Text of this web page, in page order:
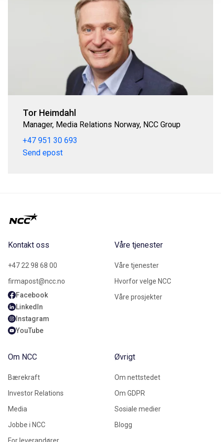
Tor Heimdahl
Manager, Media Relations Norway, NCC Group
+47 951 30 693
Send epost
Kontakt oss
+47 22 98 68 00
firmapost@ncc.no
Facebook
LinkedIn
Instagram
YouTube
Våre tjenester
Våre tjenester
Hvorfor velge NCC
Våre prosjekter
Om NCC
Bærekraft
Investor Relations
Media
Jobbe i NCC
Øvrigt
Om nettstedet
Om GDPR
Sosiale medier
Blogg